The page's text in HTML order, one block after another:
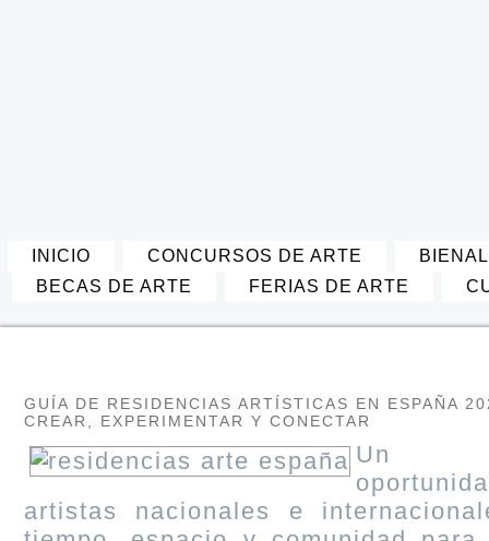
INICIO CONCURSOS DE ARTE
BECAS DE ARTE
FERIAS DE ARTE
GUÍA DE RESIDENCIAS ARTÍSTICAS EN ESPAÑA
CREAR, EXPERIMENTAR Y CONECTAR
Un
artistas nacionales e